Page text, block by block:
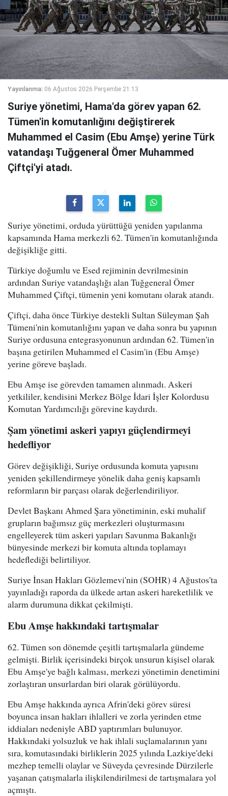
Yayınlanma: 06 Ağustos 2026 Perşembe 21:13
Suriye yönetimi, Hama'da görev yapan 62.
Tümen'in komutanlığını değiştirerek
Muhammed el Casim (Ebu Amşe) yerine Türk
vatandaşı Tuğgeneral Ömer Muhammed
Çiftçi'yi atadı.
Suriye yönetimi, orduda yürüttüğü yeniden yapılanma
kapsamında Hama merkezli 62. Tümen'in komutanlığında
değişikliğe gitti.
Türkiye doğumlu ve Esed rejiminin devrilmesinin
ardından Suriye vatandaşlığı alan Tuğgeneral Ömer
Muhammed Çiftçi, tümenin yeni komutanı olarak atandı.
Çiftçi, daha önce Türkiye destekli Sultan Süleyman Şah
Tümeni'nin komutanlığını yapan ve daha sonra bu yapının
Suriye ordusuna entegrasyonunun ardından 62. Tümen'in
başına getirilen Muhammed el Casim'in (Ebu Amşe)
yerine göreve başladı.
Ebu Amşe ise görevden tamamen alınmadı. Askeri
yetkililer, kendisini Merkez Bölge İdari İşler Kolordusu
Komutan Yardımcılığı görevine kaydırdı.
Şam yönetimi askeri yapıyı güçlendirmeyi
hedefliyor
Görev değişikliği, Suriye ordusunda komuta yapısını
yeniden şekillendirmeye yönelik daha geniş kapsamlı
reformların bir parçası olarak değerlendiriliyor.
Devlet Başkanı Ahmed Şara yönetiminin, eski muhalif
grupların bağımsız güç merkezleri oluşturmasını
engelleyerek tüm askeri yapıları Savunma Bakanlığı
bünyesinde merkezi bir komuta altında toplamayı
hedeflediği belirtiliyor.
Suriye İnsan Hakları Gözlemevi'nin (SOHR) 4 Ağustos'ta
yayınladığı raporda da ülkede artan askeri hareketlilik ve
alarm durumuna dikkat çekilmişti.
Ebu Amşe hakkındaki tartışmalar
62. Tümen son dönemde çeşitli tartışmalarla gündeme
gelmişti. Birlik içerisindeki birçok unsurun kişisel olarak
Ebu Amşe'ye bağlı kalması, merkezi yönetimin denetimini
zorlaştıran unsurlardan biri olarak görülüyordu.
Ebu Amşe hakkında ayrıca Afrin'deki görev süresi
boyunca insan hakları ihlalleri ve zorla yerinden etme
iddiaları nedeniyle ABD yaptırımları bulunuyor.
Hakkındaki yolsuzluk ve hak ihlali suçlamalarının yanı
sıra, komutasındaki birliklerin 2025 yılında Lazkiye'deki
mezhep temelli olaylar ve Süveyda çevresinde Dürzilerle
yaşanan çatışmalarla ilişkilendirilmesi de tartışmalara yol
açmıştı.